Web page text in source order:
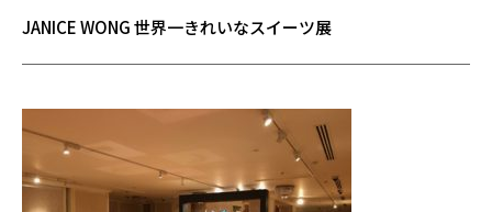
JANICE WONG 世界一きれいなスイーツ展